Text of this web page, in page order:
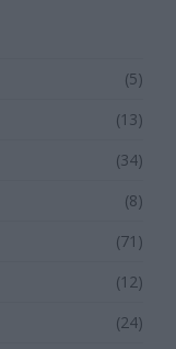
(5)
(13)
(34)
(8)
(71)
(12)
(24)